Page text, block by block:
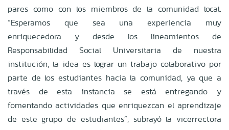
pares como con los miembros de la comunidad local.
“Esperamos que sea una experiencia muy
enriquecedora y desde los lineamientos de
Responsabilidad Social Universitaria de nuestra
institución, la idea es lograr un trabajo colaborativo por
parte de los estudiantes hacia la comunidad, ya que a
través de esta instancia se está entregando y
fomentando actividades que enriquezcan el aprendizaje
de este grupo de estudiantes”, subrayó la vicerrectora